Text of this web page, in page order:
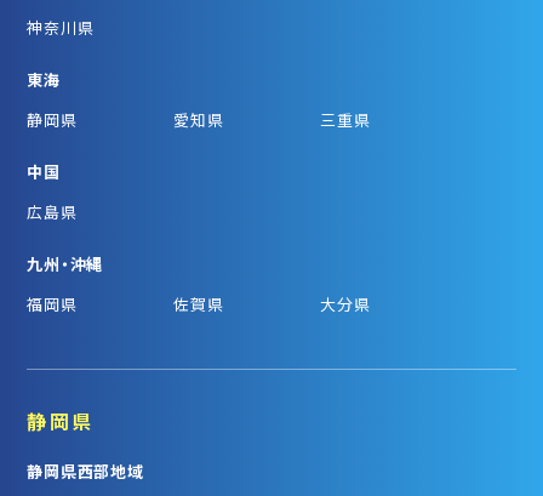
神奈川県
東海
静岡県
愛知県 三重県
中国
広島県
九州・沖縄
福岡県
佐賀県 大分県
静岡県
静岡県西部地域